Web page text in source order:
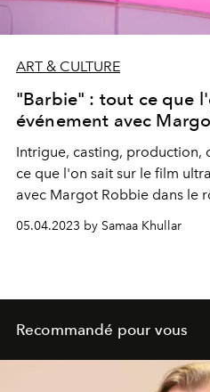
ART & CULTURE
"Barbie" : tout ce que
événement avec
Intrigue, casting, production,
ce que l'on sait sur le film
avec Margot Robbie dans le
05.04.2023 by Samaa Khullar
Recommandé pour vous